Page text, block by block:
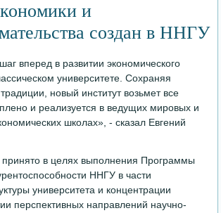
и
создан в ННГУ
вперед в развитии экономического
университете. Сохраняя
новый институт возьмет все
и реализуется в ведущих мировых и
школах», - сказал Евгений
в целях выполнения Программы
ННГУ в части
университета и концентрации
перспективных направлений научно-